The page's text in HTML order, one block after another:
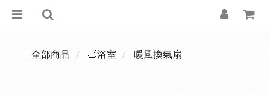
全部商品 🛁浴室 暖風換氣扇